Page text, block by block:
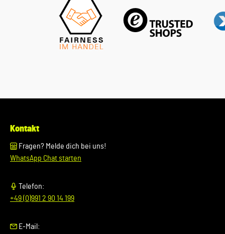
Kontakt
Fragen? Melde dich bei uns!
WhatsApp Chat starten
Telefon:
+49 (0)991 2 90 14 199
E-Mail: